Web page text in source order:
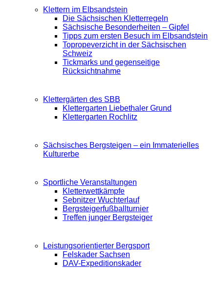
Klettern im Elbsandstein
Die Sächsischen Kletterregeln
Sächsische Besonderheiten – Gipfel
Tipps zum ersten Besuch im Elbsandstein
Topropeverzicht in der Sächsischen
Schweiz
Tickmarks und gegenseitige
Rücksichtnahme
Klettergärten des SBB
Klettergarten Liebethaler Grund
Klettergarten Rochlitz
Sächsisches Bergsteigen – ein Immaterielles
Kulturerbe
Sportliche Veranstaltungen
Kletterwettkämpfe
Sebnitzer Wuchterlauf
Bergsteigerfußballturnier
Treffen junger Bergsteiger
Leistungsorientierter Bergsport
Felskader Sachsen
DAV-Expeditionskader